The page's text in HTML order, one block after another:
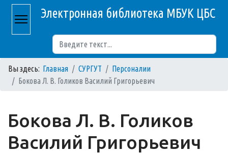
Электронная библиотека МБУК ЦБС
Вы здесь: Главная СУРГУТ
Персоналии
Бокова Л. В. Голиков Василий Григорьевич
Бокова Л. В. Голиков
Василий Григорьевич